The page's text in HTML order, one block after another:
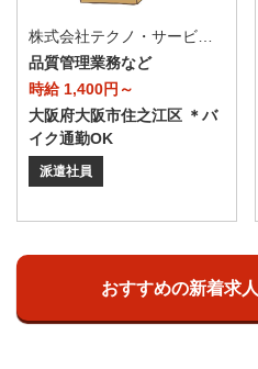
品質管理業務など
時給 1,400円～
大阪府大阪市住之江区 ＊バ
イク通勤OK
派遣社員
おすすめの新着求